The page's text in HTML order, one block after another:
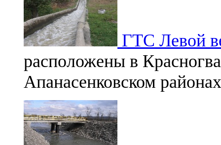
ГТС Левой
расположены в
Апанасенковском